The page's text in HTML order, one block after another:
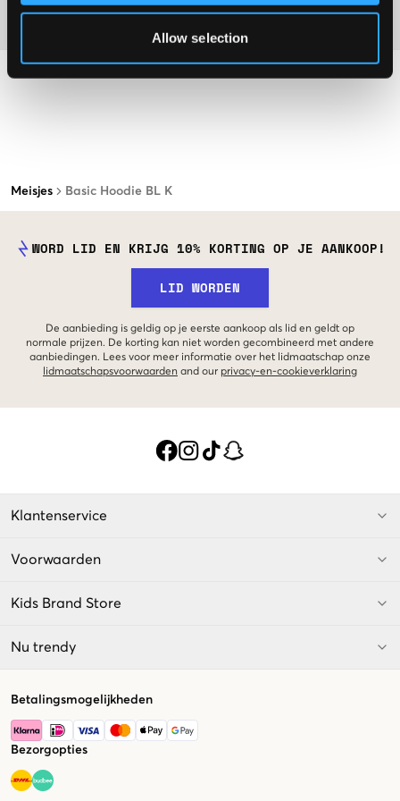
Allow selection
Meisjes Basic Hoodie BL K
WORD LID EN KRIJG 10% KORTING OP JE AANKOOP!
LID WORDEN
De aanbieding is geldig op je eerste aankoop als lid en geldt op
normale prijzen. De korting kan niet worden gecombineerd met andere
aanbiedingen. Lees voor meer informatie over het lidmaatschap onze
lidmaatschapsvoorwaarden and our privacy-en-cookieverklaring
Klantenservice
Voorwaarden
Kids Brand Store
Nu trendy
Betalingsmogelijkheden
Bezorgopties